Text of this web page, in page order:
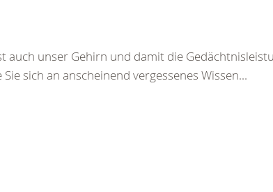
auch unser Gehirn und damit die
sich an anscheinend vergessenes Wissen...